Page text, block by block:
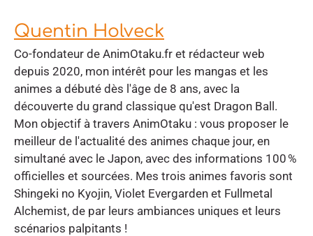
Quentin Holveck
Co-fondateur de AnimOtaku.fr et rédacteur web
depuis 2020, mon intérêt pour les mangas et les
animes a débuté dès l'âge de 8 ans, avec la
découverte du grand classique qu'est Dragon Ball.
Mon objectif à travers AnimOtaku : vous proposer le
meilleur de l'actualité des animes chaque jour, en
simultané avec le Japon, avec des informations 100 %
officielles et sourcées. Mes trois animes favoris sont
Shingeki no Kyojin, Violet Evergarden et Fullmetal
Alchemist, de par leurs ambiances uniques et leurs
scénarios palpitants !